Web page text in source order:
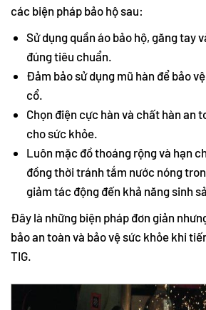
các biện pháp bảo hộ sau:
Sử dụng quần áo bảo hộ, găng tay
đúng tiêu chuẩn.
Đảm bảo sử dụng mũ hàn để bảo
cổ.
Chọn điện cực hàn và chất hàn an
cho sức khỏe.
Luôn mặc đồ thoáng rộng và hạn
đồng thời tránh tắm nước nóng
giảm tác động đến khả năng sinh
Đây là những biện pháp đơn giản
bảo an toàn và bảo vệ sức khỏe khi
TIG.